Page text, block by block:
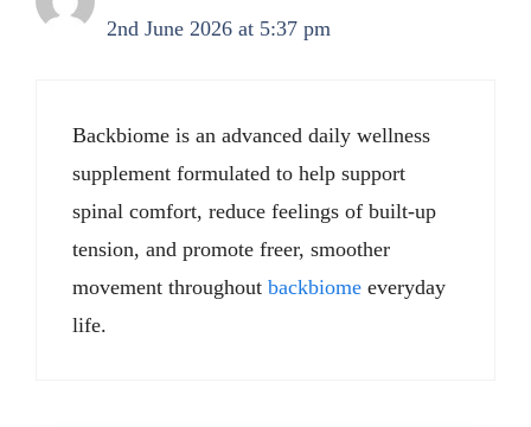
2nd June 2026 at 5:37 pm
Backbiome is an advanced daily wellness
supplement formulated to help support
spinal comfort, reduce feelings of built-up
tension, and promote freer, smoother
movement throughout backbiome everyday
life.